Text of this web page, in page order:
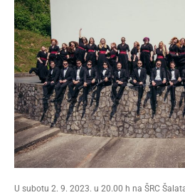
U subotu 2. 9. 2023. u 20.00 h na ŠRC